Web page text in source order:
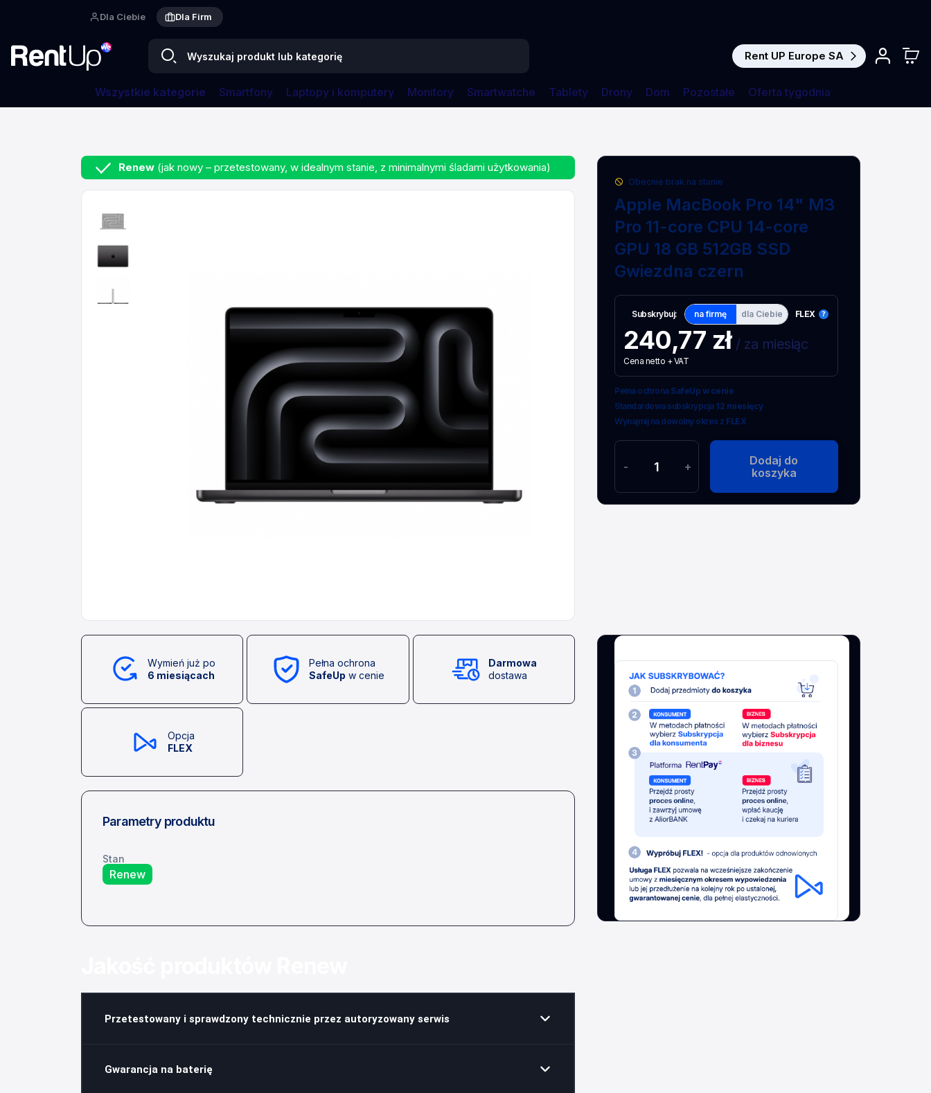
Rent UP Europe SA
Wszystkie kategorie Smartfony Laptopy i komputery Monitory Smartwatche Tablety Drony Dom Pozostałe Oferta tygodnia
Dla Ciebie Dla Firm
Strona główna Apple MacBook Pro 14" M3 Pro 11-core CPU 14-core GPU 18 GB 512GB SSD Gwiezdna czern
Renew (jak nowy – przetestowany, w idealnym stanie, z minimalnymi śladami użytkowania)
Obecnie brak na stanie
Apple MacBook Pro 14" M3
Pro 11-core CPU 14-core
GPU 18 GB 512GB SSD
Gwiezdna czern
Subskrybuj: na firmę dla Ciebie FLEX
240,77 zł/ za miesiąc
Cena netto + VAT
Pełna ochrona SafeUp w cenie
Standardowa subskrypcja 12 miesięcy
Wynajmij na dowolny okres z FLEX
- +
Dodaj do
koszyka
Wymień już po
6 miesiącach
Pełna ochrona
SafeUp w cenie
Darmowa
dostawa
Opcja
FLEX
Parametry produktu
Stan
Renew
Przetestowany i sprawdzony technicznie przez autoryzowany serwis
Gwarancja na baterię